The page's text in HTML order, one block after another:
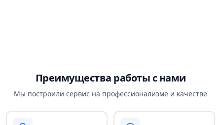
Преимущества работы с нами
Мы построили сервис на профессионализме и качестве